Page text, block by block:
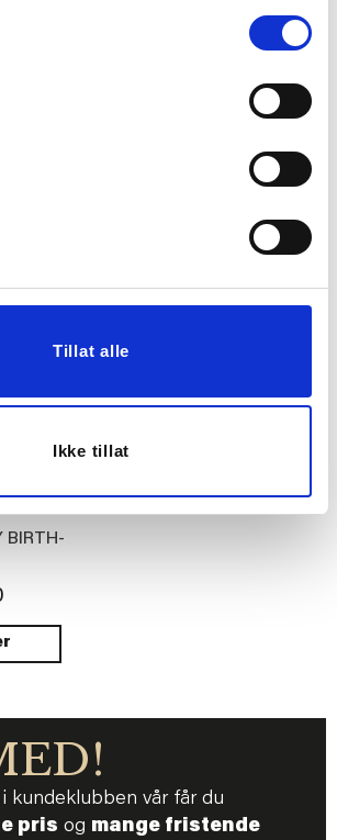
Tillat alle
Ikke tillat
DUFTLYS DIS FRESH
BIRTH-
kundeklubben vår får du
pris og mange fristende